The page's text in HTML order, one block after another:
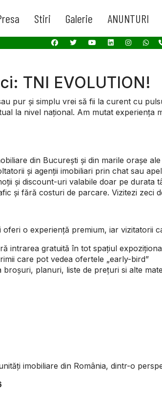
Stiri Galerie ANUNTURI
TNI EVOLUTION!
pur și simplu vrei să fii la curent cu
la nivel național. Am mutat experiența
din București și din marile orașe
și agenții imobiliari prin chat sau
și discount-uri valabile doar pe durata
și fără costuri de parcare. Vizitezi zeci
o experiență premium, iar vizitatorii
intrarea gratuită în tot spațiul
care pot vedea ofertele „early-bird”
broșuri, planuri, liste de prețuri si alte
imobiliare din România, dintr-o